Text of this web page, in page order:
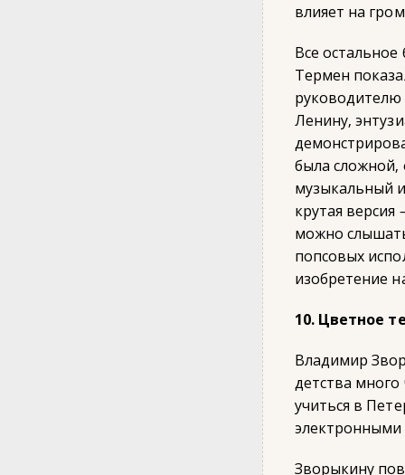
влияет на
Все
Термен
руководителю
Ленину,
была сложной,
музыкальный
крутая
можно
попсовых
изобретение
10. Цветное
Владимир
детства
учиться в
электронными
Зворыкину